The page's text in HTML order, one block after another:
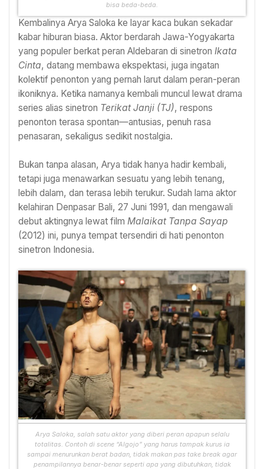
bisa beda-beda.
Kembalinya Arya Saloka ke layar kaca bukan sekadar
kabar hiburan biasa. Aktor berdarah Jawa-Yogyakarta
yang populer berkat peran Aldebaran di sinetron Ikata
Cinta, datang membawa ekspektasi, juga ingatan
kolektif penonton yang pernah larut dalam peran-peran
ikoniknya. Ketika namanya kembali muncul lewat drama
series alias sinetron Terikat Janji (TJ), respons
penonton terasa spontan—antusias, penuh rasa
penasaran, sekaligus sedikit nostalgia.
Bukan tanpa alasan, Arya tidak hanya hadir kembali,
tetapi juga menawarkan sesuatu yang lebih tenang,
lebih dalam, dan terasa lebih terukur. Sudah lama aktor
kelahiran Denpasar Bali, 27 Juni 1991, dan mengawali
debut aktingnya lewat film Malaikat Tanpa Sayap
(2012) ini, punya tempat tersendiri di hati penonton
sinetron Indonesia.
Arya Saloka, salah satu aktor yang diberi peran apapun selalu
totalitas. Contoh di scene “Algojo” yang harus tampak kurus ia
sampai menurunkan berat badan, tidak makan pas take break agar
penampilannya benar-benar seperti apa yang dibutuhkan, tidak